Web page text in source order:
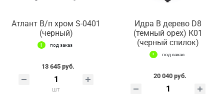
Атлант В/п хром S-0401
(черный)
под заказ
13 645 руб.
шт
Идра В дерево D8
(темный орех) К01
(черный спилок)
под заказ
20 040 руб.